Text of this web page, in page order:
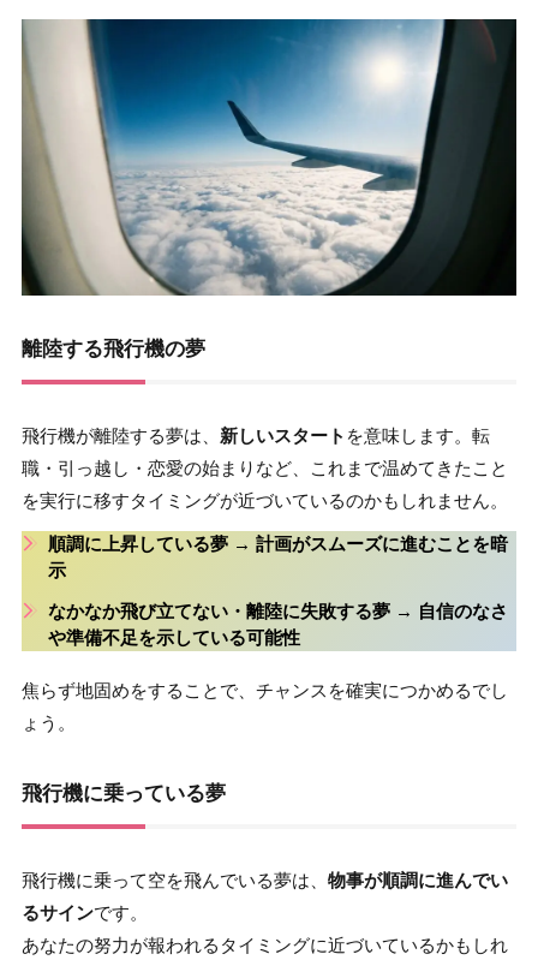
離陸する飛行機の夢
飛行機が離陸する夢は、 新しいスタート を意味します。転
職・引っ越し・恋愛の始まりなど、これまで温めてきたこと
を実行に移すタイミングが近づいているのかもしれません。
順調に上昇している夢 → 計画がスムーズに進むことを暗
示
なかなか飛び立てない・離陸に失敗する夢 → 自信のなさ
や準備不足を示している可能性
焦らず地固めをすることで、チャンスを確実につかめるでし
ょう。
飛行機に乗っている夢
飛行機に乗って空を飛んでいる夢は、 物事が順調に進んでい
るサインです。
あなたの努力が報われるタイミングに近づいているかもしれ